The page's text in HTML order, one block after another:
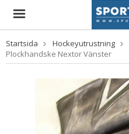
Startsida Hockeyutrustning
Plockhandske Nextor Vänster